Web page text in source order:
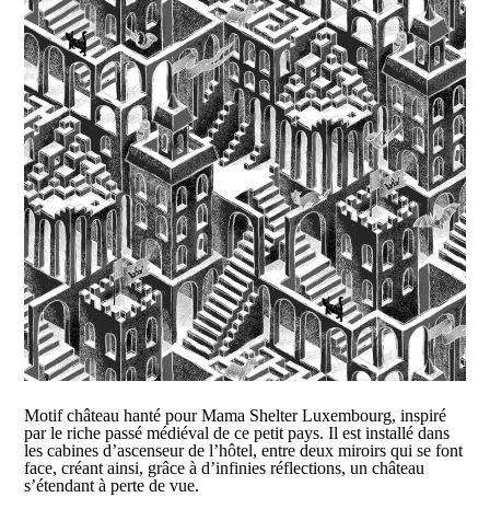
Motif château hanté pour Mama Shelter Luxembourg, inspiré
par le riche passé médiéval de ce petit pays. Il est installé dans
les cabines d’ascenseur de l’hôtel, entre deux miroirs qui se font
face, créant ainsi, grâce à d’infinies réflections, un château
s’étendant à perte de vue.